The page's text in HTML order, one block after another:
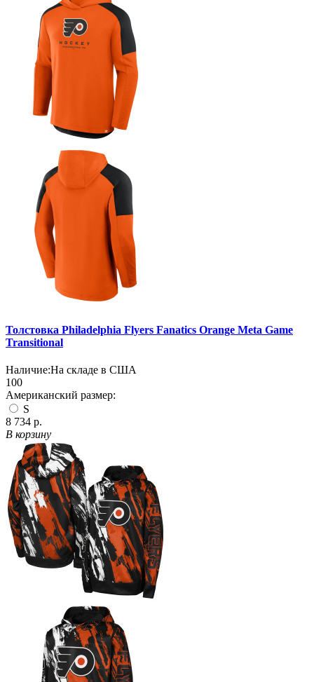
Толстовка Philadelphia Flyers Fanatics Orange Meta Game
Transitional
Наличие:На складе в США
100
Американский размер:
S
8 734 р.
В корзину